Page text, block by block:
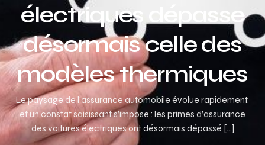
électriques dépasse
désormais celle des
modèles thermiques
Le paysage de l’assurance automobile évolue rapidement,
et un constat saisissant s’impose : les primes d’assurance
des voitures électriques ont désormais dépassé […]